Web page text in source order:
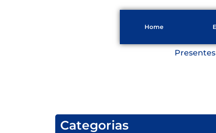
Home
Categorias